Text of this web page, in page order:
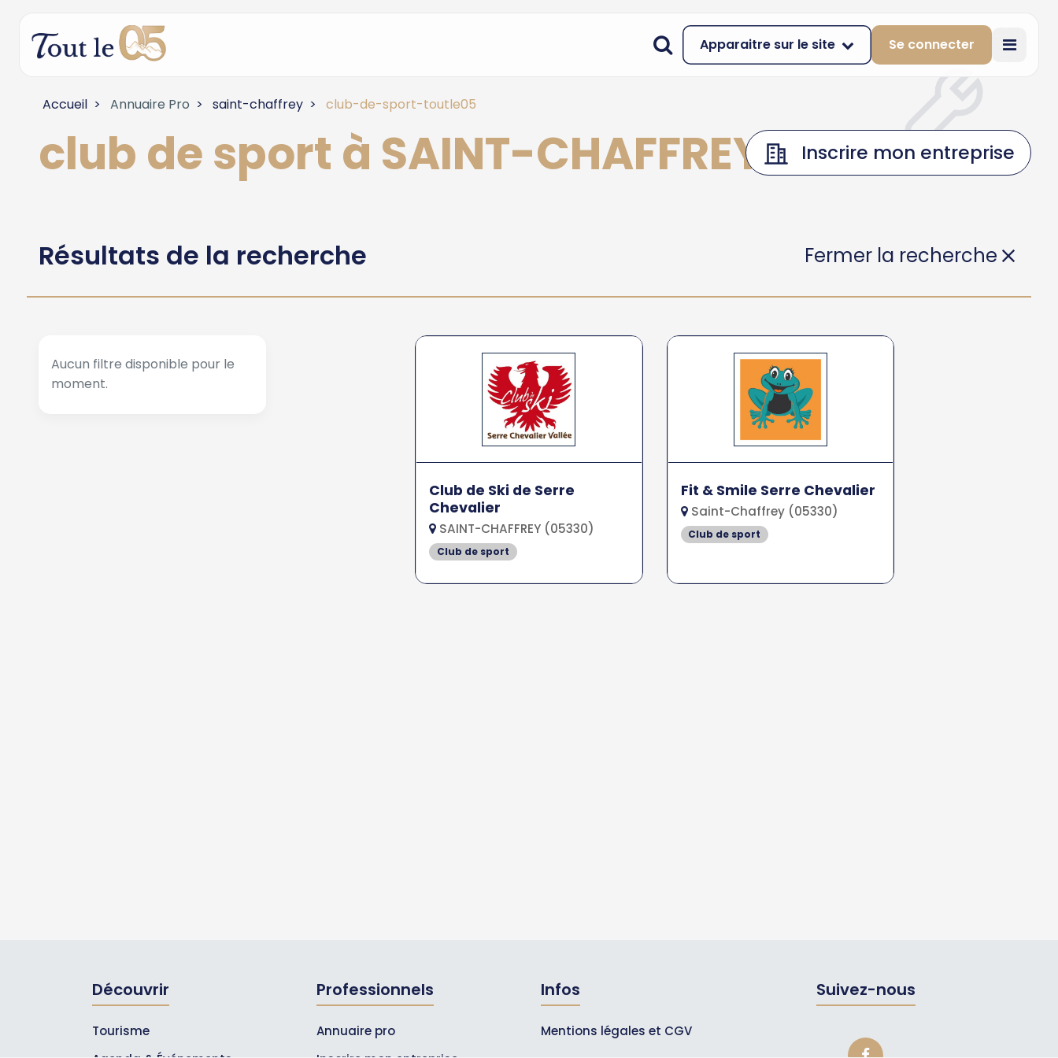
Apparaitre sur le site Se connecter
Accueil Annuaire Pro saint-chaffrey club-de-sport-toutle05
club de sport à SAINT-CHAFFREY Inscrire mon entreprise
Résultats de la recherche Fermer la recherche
Aucun filtre disponible pour le
moment.
Club de Ski de Serre
Chevalier
SAINT-CHAFFREY (05330)
Club de sport
Fit & Smile Serre Chevalier
Saint-Chaffrey (05330)
Club de sport
Découvrir
Tourisme
Professionnels
Annuaire pro
Infos
Mentions légales et CGV
Suivez-nous